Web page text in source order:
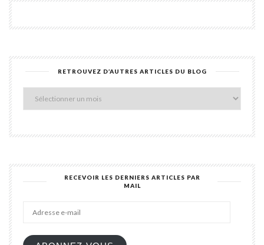
RETROUVEZ D’AUTRES ARTICLES DU BLOG
blog
RECEVOIR LES DERNIERS ARTICLES PAR
MAIL
mail